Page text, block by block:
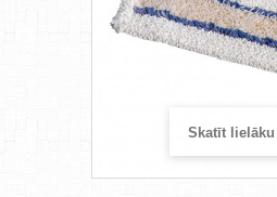
Skatīt lielāku